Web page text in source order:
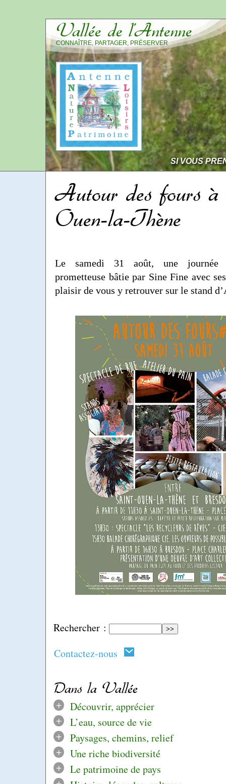
Vallée de l’Antenne
CONNAÎTRE, PARTAGER, PRÉSERVER
SI VOUS
Rechercher :
Contactez-nous
Dans la Vallée
+
Découvrir, apprécier
+
L’eau, source de vie
+
Paysages, chemins, relief
+
Une riche biodiversité
+
Le patrimoine de pays
Autour des fours à
Ouen-la-Thène
Le samedi 31 août, une journée
prometteuse bâtie par Sine Fine avec
plaisir de vous y retrouver sur le stand